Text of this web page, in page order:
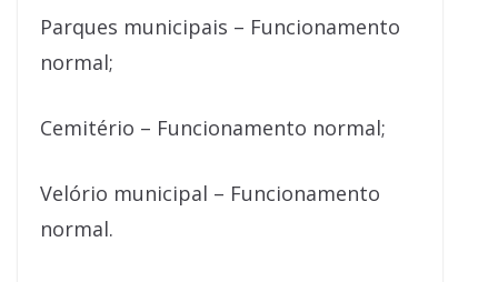
Parques municipais – Funcionamento
normal;
Cemitério – Funcionamento normal;
Velório municipal – Funcionamento
normal.